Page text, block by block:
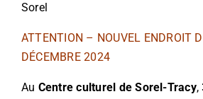
Sorel
ATTENTION – NOUVEL ENDROIT
DÉCEMBRE 2024
Au Centre culturel de Sorel-Tracy,